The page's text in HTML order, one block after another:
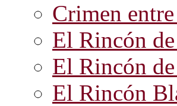
Crimen
El Rincón
El Rincón
El Rincón